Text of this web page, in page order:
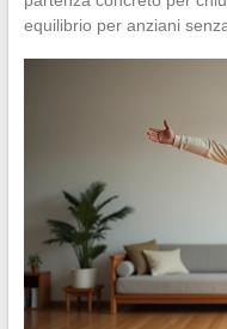
equilibrio per anziani